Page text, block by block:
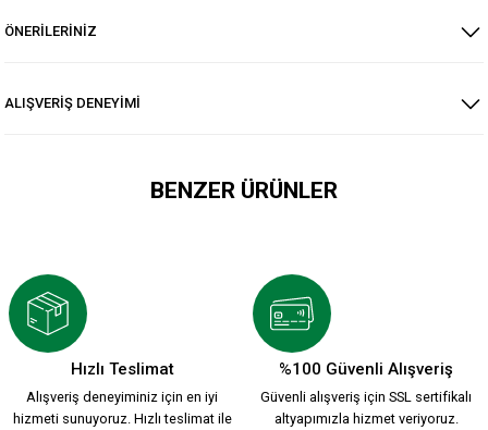
ÖNERİLERİNİZ
ALIŞVERİŞ DENEYİMİ
BENZER ÜRÜNLER
900,00 TL
YENİ SEZON 2026/2027 HUMMEL ANTREMAN CEKET
Hızlı Teslimat
Alışveriş deneyiminiz için en iyi
hizmeti sunuyoruz. Hızlı teslimat ile
%100 Güvenli Alışveriş
Güvenli alışveriş için SSL sertifikalı
altyapımızla hizmet veriyoruz.